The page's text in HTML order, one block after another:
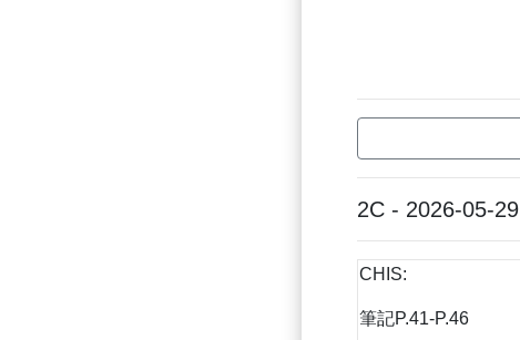
2C - 2026-05-29
CHIS:
筆記P.41-P.46